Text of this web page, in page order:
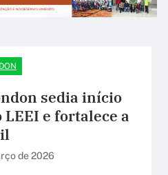
sedia início
e fortalece a
de 2026